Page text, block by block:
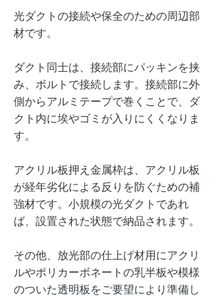
光ダクトの接続や保全のための周辺部
材です。
ダクト同士は、接続部にパッキンを挟
み、ボルトで接続します。接続部に外
側からアルミテープで巻くことで、ダ
クト内に埃やゴミが入りにくくなりま
す。
アクリル板押え金属枠は、アクリル板
が経年劣化による反りを防ぐための補
強材です。小規模の光ダクトであれ
ば、設置された状態で納品されます。
その他、放光部の仕上げ材用にアクリ
ルやポリカーボネートの乳半板や模様
のついた透明板をご要望により準備し